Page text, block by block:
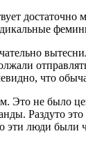
что
не было
Раздуто это
люди